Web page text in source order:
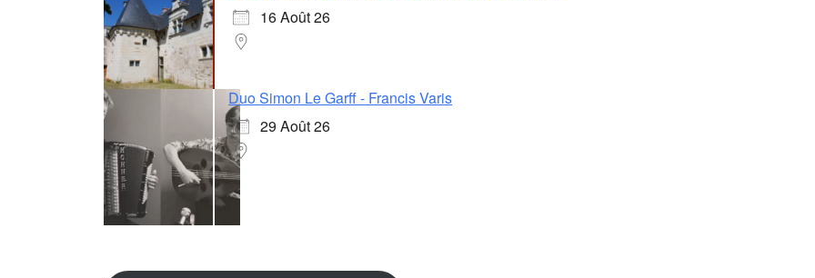
16 Août 26
Duo Simon Le Garff - Francis Varis
29 Août 26